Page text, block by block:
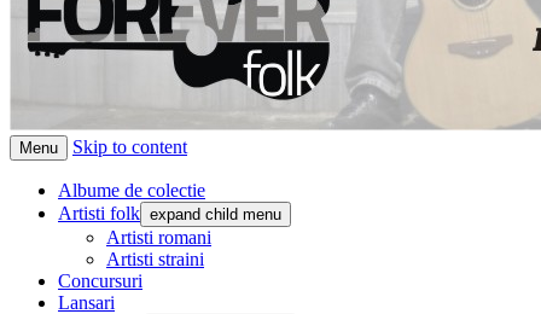
Menu Skip to content
Albume de colectie
Artisti folk expand child menu
Artisti romani
Artisti straini
Concursuri
Lansari